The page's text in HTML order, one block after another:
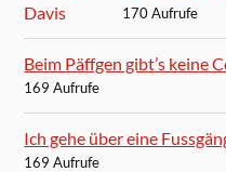
170 Aufrufe
Beim Päffgen gibt’s keine
169 Aufrufe
Ich gehe über eine
169 Aufrufe